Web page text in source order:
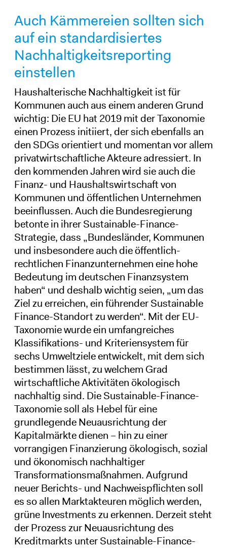
Auch Kämmereien sollten sich
auf ein standardisiertes
Nachhaltigkeitsreporting
einstellen
Haushalterische Nachhaltigkeit ist für
Kommunen auch aus einem anderen Grund
wichtig: Die EU hat 2019 mit der Taxonomie
einen Prozess initiiert, der sich ebenfalls an
den SDGs orientiert und momentan vor allem
privatwirtschaftliche Akteure adressiert. In
den kommenden Jahren wird sie auch die
Finanz- und Haushaltswirtschaft von
Kommunen und öffentlichen Unternehmen
beeinflussen. Auch die Bundesregierung
betonte in ihrer Sustainable-Finance-
Strategie, dass „Bundesländer, Kommunen
und insbesondere auch die öffentlich-
rechtlichen Finanzunternehmen eine hohe
Bedeutung im deutschen Finanzsystem
haben“ und deshalb wichtig seien, „um das
Ziel zu erreichen, ein führender Sustainable
Finance-Standort zu werden“. Mit der EU-
Taxonomie wurde ein umfangreiches
Klassifikations- und Kriteriensystem für
sechs Umweltziele entwickelt, mit dem sich
bestimmen lässt, zu welchem Grad
wirtschaftliche Aktivitäten ökologisch
nachhaltig sind. Die Sustainable-Finance-
Taxonomie soll als Hebel für eine
grundlegende Neuausrichtung der
Kapitalmärkte dienen – hin zu einer
vorrangigen Finanzierung ökologisch, sozial
und ökonomisch nachhaltiger
Transformationsmaßnahmen. Aufgrund
neuer Berichts- und Nachweispflichten soll
es so allen Marktakteuren möglich werden,
grüne Investments zu erkennen. Derzeit steht
der Prozess zur Neuausrichtung des
Kreditmarkts unter Sustainable-Finance-